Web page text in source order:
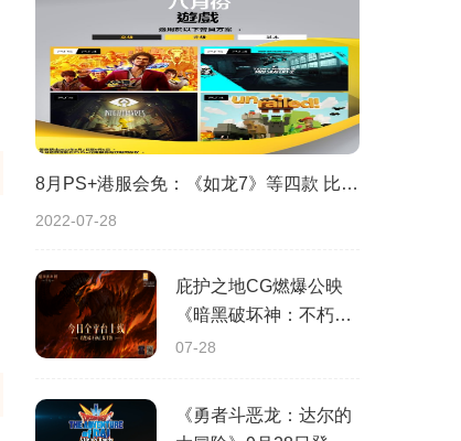
8月PS+港服会免：《如龙7》等四款 比欧美服多一款
2022-07-28
庇护之地CG燃爆公映
《暗黑破坏神：不朽》
今日全平台上线
07-28
《勇者斗恶龙：达尔的